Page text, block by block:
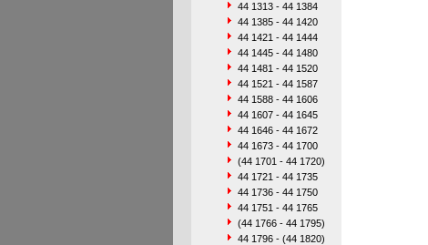
44 1313 - 44 1384
44 1385 - 44 1420
44 1421 - 44 1444
44 1445 - 44 1480
44 1481 - 44 1520
44 1521 - 44 1587
44 1588 - 44 1606
44 1607 - 44 1645
44 1646 - 44 1672
44 1673 - 44 1700
(44 1701 - 44 1720)
44 1721 - 44 1735
44 1736 - 44 1750
44 1751 - 44 1765
(44 1766 - 44 1795)
44 1796 - (44 1820)